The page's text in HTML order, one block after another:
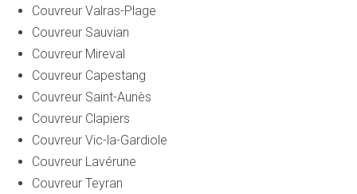
Couvreur Valras-Plage
Couvreur Sauvian
Couvreur Mireval
Couvreur Capestang
Couvreur Saint-Aunès
Couvreur Clapiers
Couvreur Vic-la-Gardiole
Couvreur Lavérune
Couvreur Teyran